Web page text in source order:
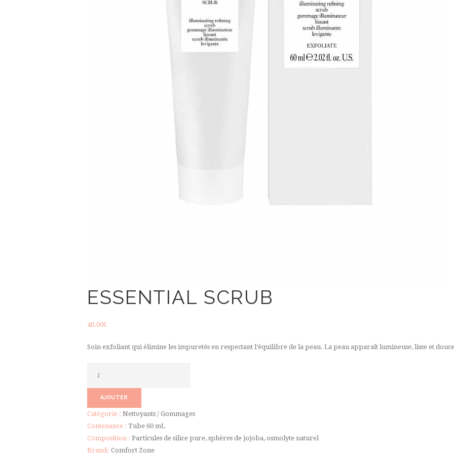
ESSENTIAL SCRUB
40.00€
Soin exfoliant qui élimine les impuretés en respectant l’équilibre de la peau. La peau apparaît lumineuse, lisse et
AJOUTER
Catégorie : Nettoyants / Gommages
Contenance : Tube 60 mL
Composition : Particules de silice pure, sphères de jojoba, osmolyte naturel
Brand: Comfort Zone